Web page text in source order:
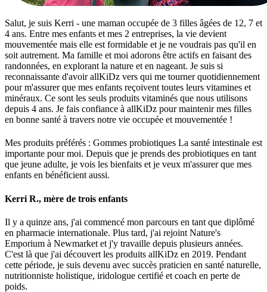
Salut, je suis Kerri - une maman occupée de 3 filles âgées de 12, 7 et
4 ans. Entre mes enfants et mes 2 entreprises, la vie devient
mouvementée mais elle est formidable et je ne voudrais pas qu'il en
soit autrement. Ma famille et moi adorons être actifs en faisant des
randonnées, en explorant la nature et en nageant. Je suis si
reconnaissante d'avoir allKiDz vers qui me tourner quotidiennement
pour m'assurer que mes enfants reçoivent toutes leurs vitamines et
minéraux. Ce sont les seuls produits vitaminés que nous utilisons
depuis 4 ans. Je fais confiance à allKiDz pour maintenir mes filles
en bonne santé à travers notre vie occupée et mouvementée !
Mes produits préférés : Gommes probiotiques La santé intestinale est
importante pour moi. Depuis que je prends des probiotiques en tant
que jeune adulte, je vois les bienfaits et je veux m'assurer que mes
enfants en bénéficient aussi.
Kerri R., mère de trois enfants
Il y a quinze ans, j'ai commencé mon parcours en tant que diplômé
en pharmacie internationale. Plus tard, j'ai rejoint Nature's
Emporium à Newmarket et j'y travaille depuis plusieurs années.
C'est là que j'ai découvert les produits allKiDz en 2019. Pendant
cette période, je suis devenu avec succès praticien en santé naturelle,
nutritionniste holistique, iridologue certifié et coach en perte de
poids.